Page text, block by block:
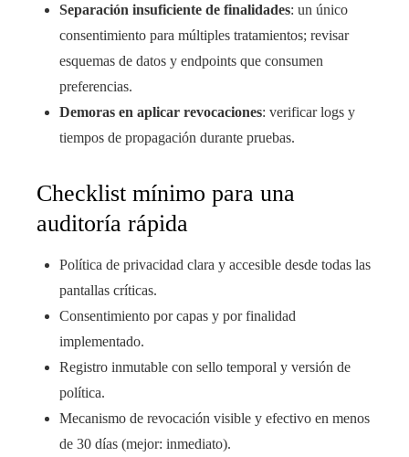
Separación insuficiente de finalidades: un único
consentimiento para múltiples tratamientos; revisar
esquemas de datos y endpoints que consumen
preferencias.
Demoras en aplicar revocaciones: verificar logs y
tiempos de propagación durante pruebas.
Checklist mínimo para una
auditoría rápida
Política de privacidad clara y accesible desde todas las
pantallas críticas.
Consentimiento por capas y por finalidad
implementado.
Registro inmutable con sello temporal y versión de
política.
Mecanismo de revocación visible y efectivo en menos
de 30 días (mejor: inmediato).